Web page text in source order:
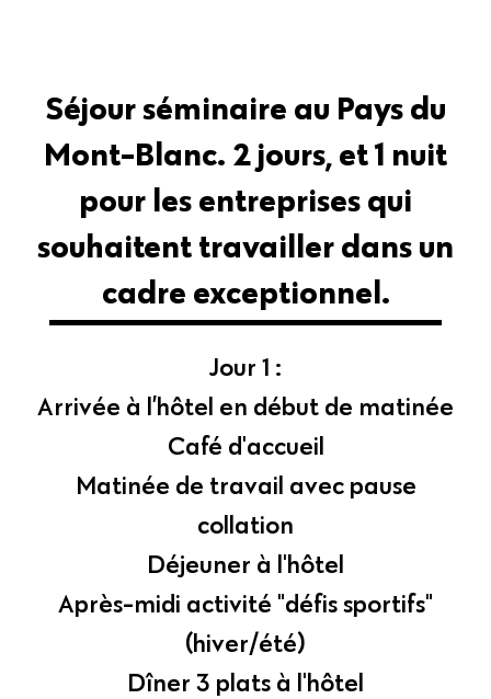
Séjour séminaire au Pays du
Mont-Blanc. 2 jours, et 1 nuit
pour les entreprises qui
souhaitent travailler dans un
cadre exceptionnel.
Jour 1 :
Arrivée à l’hôtel en début de matinée
Café d'accueil
Matinée de travail avec pause
collation
Déjeuner à l'hôtel
Après-midi activité "défis sportifs"
(hiver/été)
Dîner 3 plats à l'hôtel